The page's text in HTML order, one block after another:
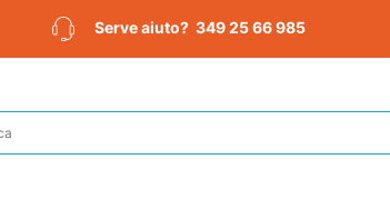
Serve aiuto? 349 25 66 985